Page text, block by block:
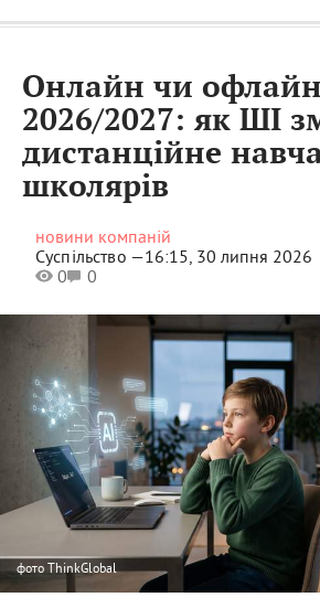
Онлайн чи
2026/2027: як ШІ
дистанційне
школярів
новини компаній
Суспільство —16:15, 30 липня 2026
0
0
фото ThinkGlobal